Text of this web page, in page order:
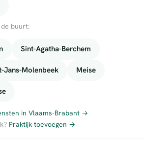
buurt:
Sint-Agatha-Berchem
Jans-Molenbeek Meise
in Vlaams-Brabant →
Praktijk toevoegen →